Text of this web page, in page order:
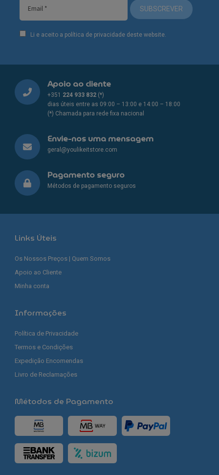
SUBSCREVER
Li e aceito a política de privacidade deste website.
Apoio ao cliente
+351 224 933 832 (*)
dias úteis entre as 09:00 – 13:00 e 14:00 – 18:00
(*) Chamada para rede fixa nacional
Envie-nos uma mensagem
geral@youlikeitstore.com
Pagamento seguro
Métodos de pagamento seguros
Links Úteis
Os Nossos Preços | Quem Somos
Apoio ao Cliente
Minha conta
Informações
Política de Privacidade
Termos e Condições
Expedição Encomendas
Livro de Reclamações
Métodos de Pagamento